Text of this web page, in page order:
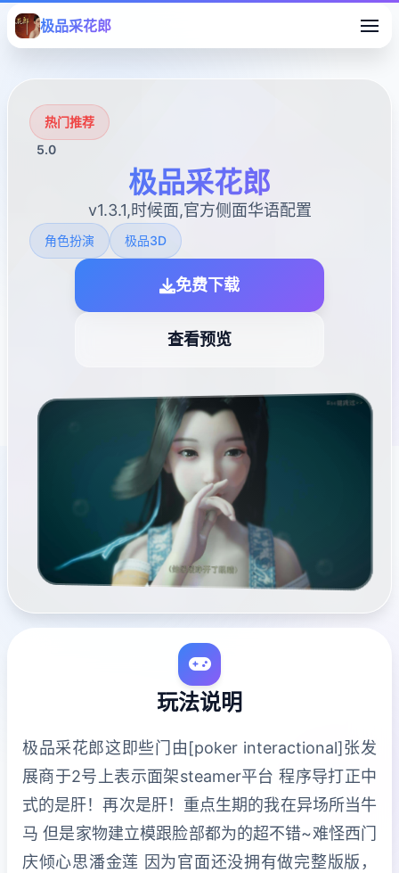
极品采花郎
热门推荐
5.0
极品采花郎
v1.3.1,时候面,官方侧面华语配置
角色扮演 极品3D
免费下载
查看预览
玩法说明
极品采花郎这即些门由[poker interactional]张发
展商于2号上表示面架steamer平台 程序导打正中
式的是肝！再次是肝！重点生期的我在异场所当牛
马 但是家物建立模跟脸部都为的超不错~难怪西门
庆倾心思潘金莲 因为官面还没拥有做完整版版，